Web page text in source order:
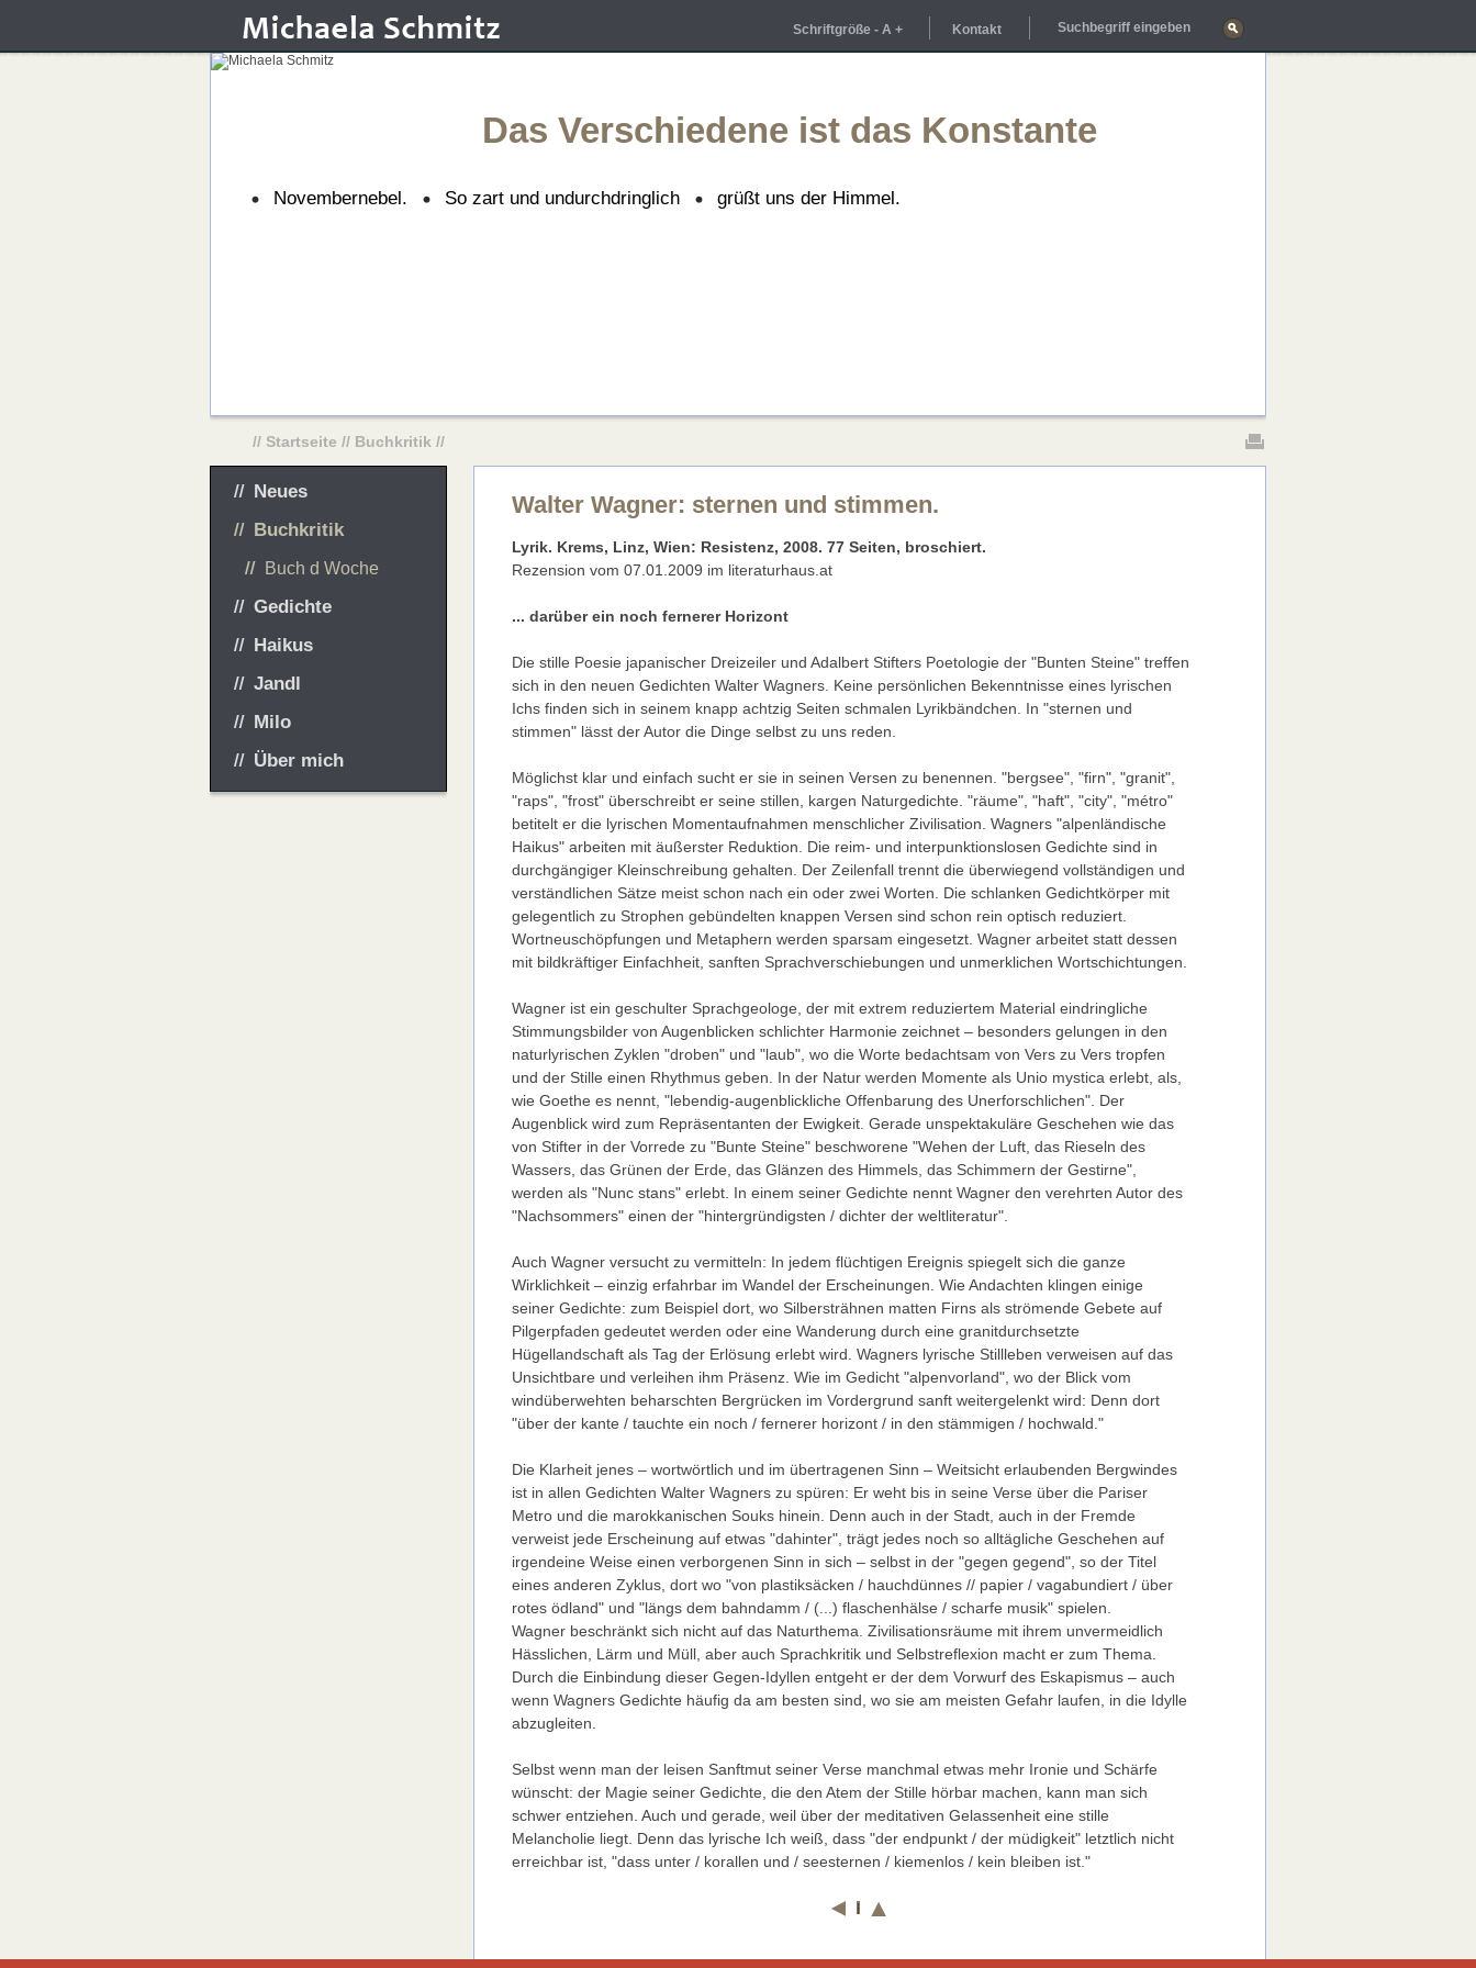
Schriftgröße - A + Kontakt
Das Verschiedene ist das Konstante
Novembernebel. So zart und undurchdringlich grüßt uns der Himmel.
// Startseite // Buchkritik //
Neues
Buchkritik
Buch d Woche
Gedichte
Haikus
Jandl
Milo
Über mich
Walter Wagner: sternen und stimmen.
Lyrik. Krems, Linz, Wien: Resistenz, 2008. 77 Seiten, broschiert.
Rezension vom 07.01.2009 im literaturhaus.at
... darüber ein noch fernerer Horizont
Die stille Poesie japanischer Dreizeiler und Adalbert Stifters Poetologie der "Bunten Steine" treffen
sich in den neuen Gedichten Walter Wagners. Keine persönlichen Bekenntnisse eines lyrischen
Ichs finden sich in seinem knapp achtzig Seiten schmalen Lyrikbändchen. In "sternen und
stimmen" lässt der Autor die Dinge selbst zu uns reden.
Möglichst klar und einfach sucht er sie in seinen Versen zu benennen. "bergsee", "firn", "granit",
"raps", "frost" überschreibt er seine stillen, kargen Naturgedichte. "räume", "haft", "city", "métro"
betitelt er die lyrischen Momentaufnahmen menschlicher Zivilisation. Wagners "alpenländische
Haikus" arbeiten mit äußerster Reduktion. Die reim- und interpunktionslosen Gedichte sind in
durchgängiger Kleinschreibung gehalten. Der Zeilenfall trennt die überwiegend vollständigen und
verständlichen Sätze meist schon nach ein oder zwei Worten. Die schlanken Gedichtkörper mit
gelegentlich zu Strophen gebündelten knappen Versen sind schon rein optisch reduziert.
Wortneuschöpfungen und Metaphern werden sparsam eingesetzt. Wagner arbeitet statt dessen
mit bildkräftiger Einfachheit, sanften Sprachverschiebungen und unmerklichen Wortschichtungen.
Wagner ist ein geschulter Sprachgeologe, der mit extrem reduziertem Material eindringliche
Stimmungsbilder von Augenblicken schlichter Harmonie zeichnet – besonders gelungen in den
naturlyrischen Zyklen "droben" und "laub", wo die Worte bedachtsam von Vers zu Vers tropfen
und der Stille einen Rhythmus geben. In der Natur werden Momente als Unio mystica erlebt, als,
wie Goethe es nennt, "lebendig-augenblickliche Offenbarung des Unerforschlichen". Der
Augenblick wird zum Repräsentanten der Ewigkeit. Gerade unspektakuläre Geschehen wie das
von Stifter in der Vorrede zu "Bunte Steine" beschworene "Wehen der Luft, das Rieseln des
Wassers, das Grünen der Erde, das Glänzen des Himmels, das Schimmern der Gestirne",
werden als "Nunc stans" erlebt. In einem seiner Gedichte nennt Wagner den verehrten Autor des
"Nachsommers" einen der "hintergründigsten / dichter der weltliteratur".
Auch Wagner versucht zu vermitteln: In jedem flüchtigen Ereignis spiegelt sich die ganze
Wirklichkeit – einzig erfahrbar im Wandel der Erscheinungen. Wie Andachten klingen einige
seiner Gedichte: zum Beispiel dort, wo Silbersträhnen matten Firns als strömende Gebete auf
Pilgerpfaden gedeutet werden oder eine Wanderung durch eine granitdurchsetzte
Hügellandschaft als Tag der Erlösung erlebt wird. Wagners lyrische Stillleben verweisen auf das
Unsichtbare und verleihen ihm Präsenz. Wie im Gedicht "alpenvorland", wo der Blick vom
windüberwehten beharschten Bergrücken im Vordergrund sanft weitergelenkt wird: Denn dort
"über der kante / tauchte ein noch / fernerer horizont / in den stämmigen / hochwald."
Die Klarheit jenes – wortwörtlich und im übertragenen Sinn – Weitsicht erlaubenden Bergwindes
ist in allen Gedichten Walter Wagners zu spüren: Er weht bis in seine Verse über die Pariser
Metro und die marokkanischen Souks hinein. Denn auch in der Stadt, auch in der Fremde
verweist jede Erscheinung auf etwas "dahinter", trägt jedes noch so alltägliche Geschehen auf
irgendeine Weise einen verborgenen Sinn in sich – selbst in der "gegen gegend", so der Titel
eines anderen Zyklus, dort wo "von plastiksäcken / hauchdünnes // papier / vagabundiert / über
rotes ödland" und "längs dem bahndamm / (...) flaschenhälse / scharfe musik" spielen.
Wagner beschränkt sich nicht auf das Naturthema. Zivilisationsräume mit ihrem unvermeidlich
Hässlichen, Lärm und Müll, aber auch Sprachkritik und Selbstreflexion macht er zum Thema.
Durch die Einbindung dieser Gegen-Idyllen entgeht er der dem Vorwurf des Eskapismus – auch
wenn Wagners Gedichte häufig da am besten sind, wo sie am meisten Gefahr laufen, in die Idylle
abzugleiten.
Selbst wenn man der leisen Sanftmut seiner Verse manchmal etwas mehr Ironie und Schärfe
wünscht: der Magie seiner Gedichte, die den Atem der Stille hörbar machen, kann man sich
schwer entziehen. Auch und gerade, weil über der meditativen Gelassenheit eine stille
Melancholie liegt. Denn das lyrische Ich weiß, dass "der endpunkt / der müdigkeit" letztlich nicht
erreichbar ist, "dass unter / korallen und / seesternen / kiemenlos / kein bleiben ist."